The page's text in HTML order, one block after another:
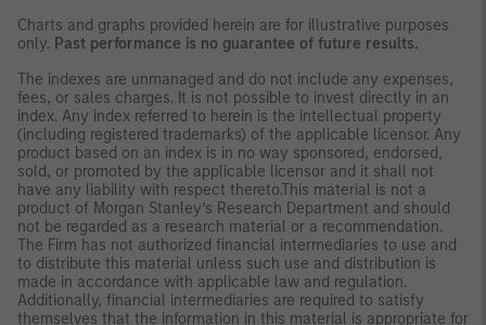
Charts and graphs provided herein are for illustrative purposes
only. Past performance is no guarantee of future results.
The indexes are unmanaged and do not include any expenses,
fees, or sales charges. It is not possible to invest directly in an
index. Any index referred to herein is the intellectual property
(including registered trademarks) of the applicable licensor. Any
product based on an index is in no way sponsored, endorsed,
sold, or promoted by the applicable licensor and it shall not
have any liability with respect thereto.This material is not a
product of Morgan Stanley’s Research Department and should
not be regarded as a research material or a recommendation.
The Firm has not authorized financial intermediaries to use and
to distribute this material unless such use and distribution is
made in accordance with applicable law and regulation.
Additionally, financial intermediaries are required to satisfy
themselves that the information in this material is appropriate for